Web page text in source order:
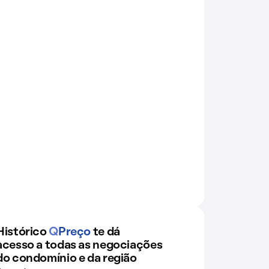
QPreço te dá
a todas as negociações
condomínio e da região